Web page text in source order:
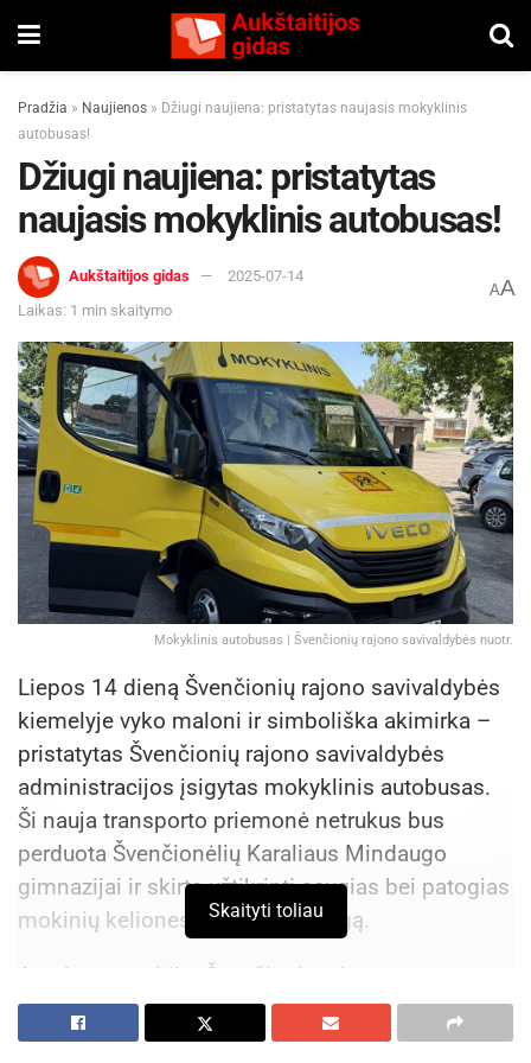
Pradžia » Naujienos » Džiugi naujiena: pristatytas naujasis mokyklinis
autobusas!
Džiugi naujiena: pristatytas
naujasis mokyklinis autobusas!
Aukštaitijos gidas
2025-07-14
Laikas: 1 min skaitymo
AA
Mokyklinis autobusas | Švenčionių rajono savivaldybės nuotr.
Liepos 14 dieną Švenčionių rajono savivaldybės
kiemelyje vyko maloni ir simboliška akimirka –
pristatytas Švenčionių rajono savivaldybės
administracijos įsigytas mokyklinis autobusas.
Ši nauja transporto priemonė netrukus bus
perduota Švenčionėlių Karaliaus Mindaugo
gimnazijai ir skirta užtikrinti saugias bei patogias
mokinių keliones į ugdymo įstaigą.
Autobusą pasitiko Švenčionių rajono
savivaldybės vadovai: meras Rimantas Klipčius,
vicemerai Violeta Čepukovair Erikas Demidovas,
Skaityti toliau